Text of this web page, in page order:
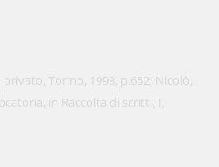
Torino, 1993, p.652; Nicolò,
in Raccolta di scritti, I,